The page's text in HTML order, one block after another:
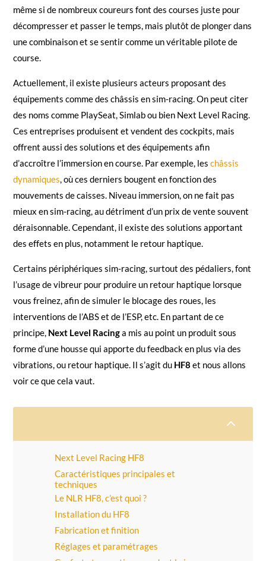
même si de nombreux coureurs font des courses juste pour
décompresser et passer le temps, mais plutôt de plonger dans
une combinaison et se sentir comme un véritable pilote de
course.
Actuellement, il existe plusieurs acteurs proposant des
équipements comme des châssis en sim-racing. On peut citer
des noms comme PlaySeat, Simlab ou bien Next Level Racing.
Ces entreprises produisent et vendent des cockpits, mais
offrent aussi des solutions et des équipements afin
d’accroître l’immersion en course. Par exemple, les châssis
dynamiques, où ces derniers bougent en fonction des
mouvements de caisses. Niveau immersion, on ne fait pas
mieux en sim-racing, au détriment d’un prix de vente souvent
déraisonnable. Cependant, il existe des solutions apportant
des effets en plus, notamment le retour haptique.
Certains périphériques sim-racing, surtout des pédaliers, font
l’usage de vibreur pour produire un retour haptique lorsque
vous freinez, afin de simuler le blocage des roues, les
interventions de l’ABS et de l’ESP, etc. En partant de ce
principe, Next Level Racinga mis au point un produit sous
forme d’une housse qui apporte du feedback en plus via des
vibrations, ou retour haptique. Il s’agit du HF8 et nous allons
voir ce que cela vaut.
2
Next Level Racing HF8
Caractéristiques principales et
techniques
Le NLR HF8, c’est quoi ?
Installation du HF8
Fabrication et finition
Réglages et paramétrages